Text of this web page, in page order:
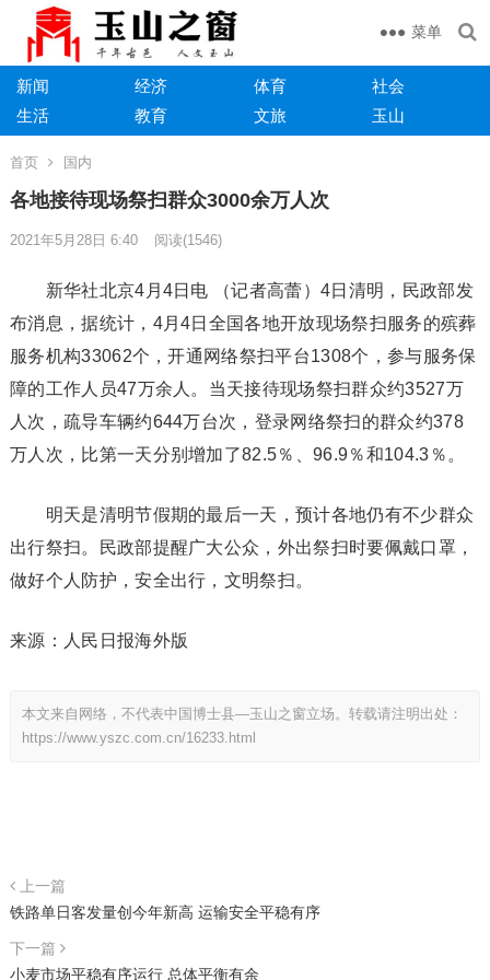
菜单
新闻 经济 体育
社会
生活
教育 文旅 玉山
首页 国内
各地接待现场祭扫群众3000余万人次
2021年5月28日 6:40 阅读(1546)
新华社北京4月4日电 （记者高蕾）4日清明，民政部发
布消息，据统计，4月4日全国各地开放现场祭扫服务的殡葬
服务机构33062个，开通网络祭扫平台1308个，参与服务保
障的工作人员47万余人。当天接待现场祭扫群众约3527万
人次，疏导车辆约644万台次，登录网络祭扫的群众约378
万人次，比第一天分别增加了82.5％、96.9％和104.3％。
明天是清明节假期的最后一天，预计各地仍有不少群众
出行祭扫。民政部提醒广大公众，外出祭扫时要佩戴口罩，
做好个人防护，安全出行，文明祭扫。
来源：人民日报海外版
本文来自网络，不代表中国博士县—玉山之窗立场。转载请注明出处：
https://www.yszc.com.cn/16233.html
上一篇
铁路单日客发量创今年新高 运输安全平稳有序
下一篇
小麦市场平稳有序运行 总体平衡有余